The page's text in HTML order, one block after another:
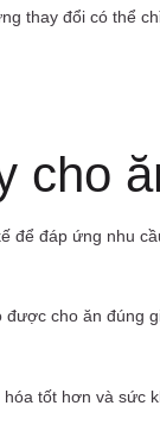
thay đổi có thể
cho
để đáp ứng nhu
cho ăn đúng
tốt hơn và sức